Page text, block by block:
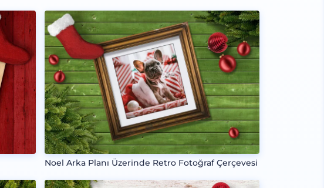
Noel Arka Planı Üzerinde Retro Fotoğraf Çerçevesi